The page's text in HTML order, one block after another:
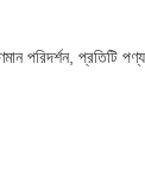
পরিদর্শন, প্রতিটি